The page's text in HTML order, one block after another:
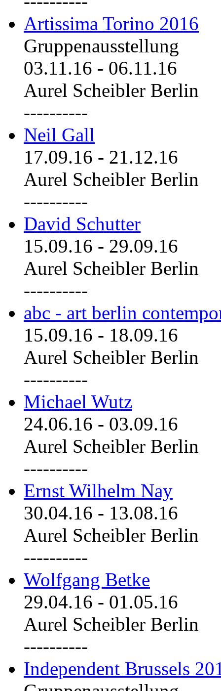
Artissima Torino 2016
Gruppenausstellung
03.11.16 - 06.11.16
Aurel Scheibler Berlin
----------
Neil Gall
17.09.16 - 21.12.16
Aurel Scheibler Berlin
----------
David Schutter
15.09.16 - 29.09.16
Aurel Scheibler Berlin
----------
abc - art berlin
15.09.16 - 18.09.16
Aurel Scheibler Berlin
----------
Michael Wutz
24.06.16 - 03.09.16
Aurel Scheibler Berlin
----------
Ernst Wilhelm Nay
30.04.16 - 13.08.16
Aurel Scheibler Berlin
----------
Wolfgang Betke
29.04.16 - 01.05.16
Aurel Scheibler Berlin
----------
Independent Brussels